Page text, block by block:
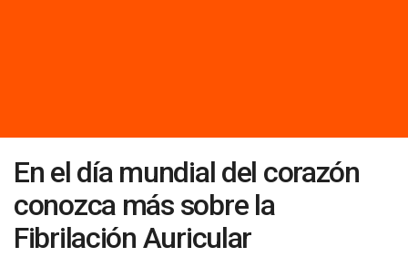
En el día mundial del corazón
conozca más sobre la
Fibrilación Auricular